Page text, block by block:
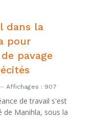
dans la
pour
pavage
Affichages : 907
de travail s'est
de Manihla, sous la